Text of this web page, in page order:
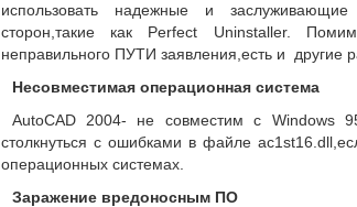
использовать надежные и
сторон,такие как Perfect Uninstaller.
неправильного ПУТИ заявления,есть и другие
Несовместимая операционная система
AutoCAD 2004- не совместим с
столкнуться с ошибками в файле
операционных системах.
Заражение вредоносным ПО